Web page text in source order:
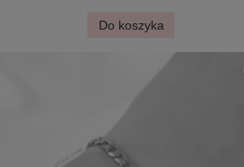
Do koszyka